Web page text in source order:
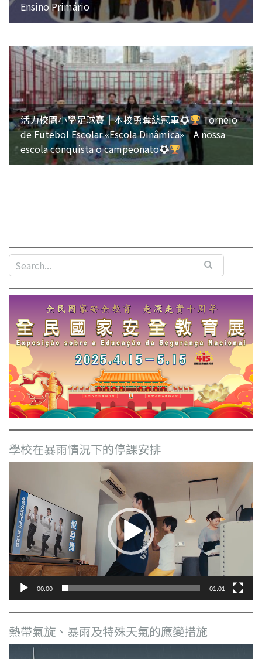
Ensino Primário
活力校園小學足球賽｜本校勇奪總冠軍
Torneio
de Futebol Escolar «Escola Dinâmica»｜A nossa
escola conquista o campeonato
學校在暴雨情況下的停課安排
播
放
器
00:00 01:01
熱帶氣旋、暴雨及特殊天氣的應變措施